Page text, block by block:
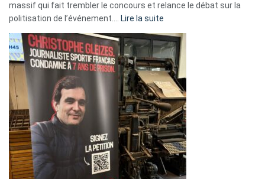
massif qui fait trembler le concours et relance le débat sur la
politisation de l’événement.… Lire la suite
Eurovision
2026
:
Pays-
Bas,
Espagne,
Irlande
et
Slovénie
rejettent
la